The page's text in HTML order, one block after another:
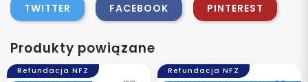
TWITTER FACEBOOK PINTEREST
Produkty powiązane
Refundacja NFZ Refundacja NFZ